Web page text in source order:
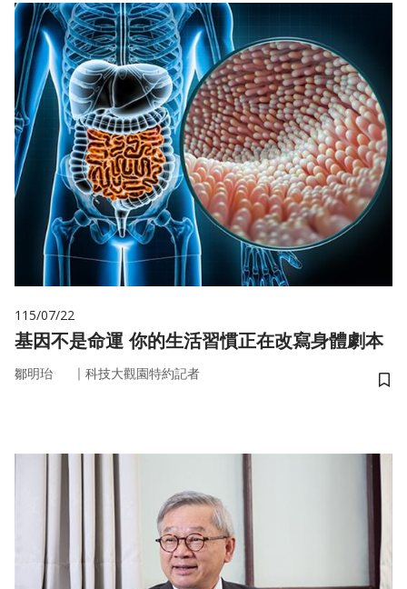
115/07/22
基因不是命運 你的生活習慣正在改寫身體劇本
鄒明珆 ｜ 科技大觀園特約記者
儲